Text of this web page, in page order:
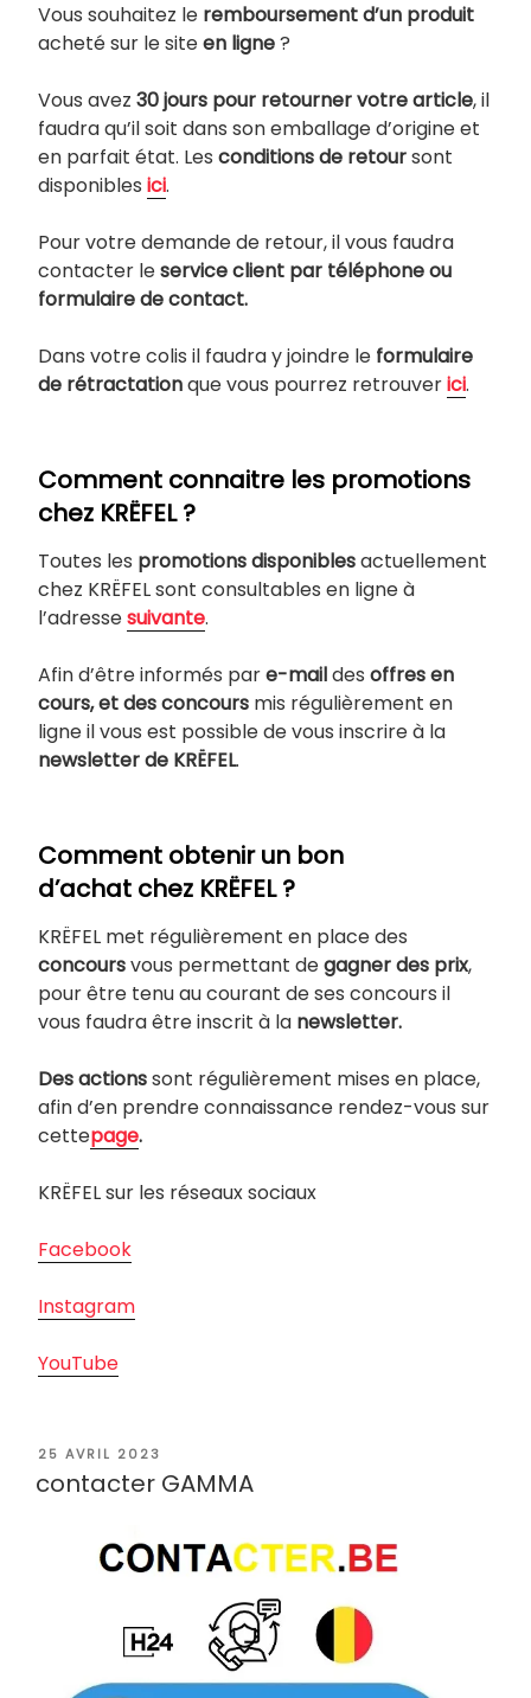
Vous souhaitez le remboursement d’un produit
acheté sur le siteen ligne?
Vous avez 30 jours pour retourner votre article, il
faudra qu’il soit dans son emballage d’origine et
en parfait état. Les conditions de retoursont
disponibles ici.
Pour votre demande de retour, il vous faudra
contacter leservice client par téléphone ou
formulaire de contact.
Dans votre colis il faudra y joindre le formulaire
de rétractationque vous pourrez retrouverici.
Comment connaitre les promotions
chez KRËFEL ?
Toutes les promotions disponiblesactuellement
chez KRËFEL sont consultables en ligne à
l’adressesuivante.
Afin d’être informés pare-maildes offres en
cours, et des concours mis régulièrement en
ligne il vous est possible de vous inscrire à la
newsletter de KRËFEL.
Comment obtenir un bon
d’achat chez KRËFEL ?
KRËFEL met régulièrement en place des
concoursvous permettant degagner des prix,
pour être tenu au courant de ses concours il
vous faudra être inscrit à la newsletter.
Des actionssont régulièrement mises en place,
afin d’en prendre connaissance rendez-vous sur
cettepage.
KRËFEL sur les réseaux sociaux
Facebook
Instagram
YouTube
PUBLIÉ
25 AVRIL 2023
contacter GAMMA